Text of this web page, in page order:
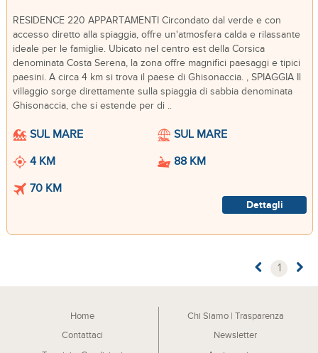
RESIDENCE 220 APPARTAMENTI Circondato dal verde e con
accesso diretto alla spiaggia, offre un'atmosfera calda e rilassante
ideale per le famiglie. Ubicato nel centro est della Corsica
denominata Costa Serena, la zona offre magnifici paesaggi e tipici
paesini. A circa 4 km si trova il paese di Ghisonaccia. , SPIAGGIA Il
villaggio sorge direttamente sulla spiaggia di sabbia denominata
Ghisonaccia, che si estende per di ..
SUL MARE
SUL MARE
4 KM
88 KM
70 KM
Dettagli
1
Home
Chi Siamo | Trasparenza
Contattaci
Newsletter